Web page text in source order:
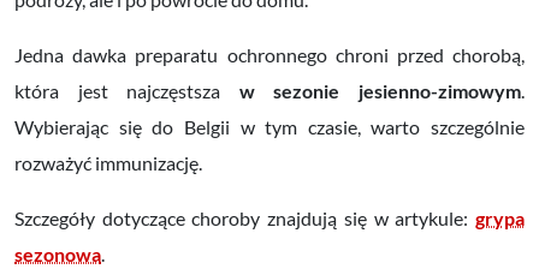
Jedna dawka preparatu ochronnego chroni przed chorobą,
która jest najczęstsza w sezonie jesienno-zimowym.
Wybierając się do Belgii w tym czasie, warto szczególnie
rozważyć immunizację.
Szczegóły dotyczące choroby znajdują się w artykule: grypa
sezonowa.